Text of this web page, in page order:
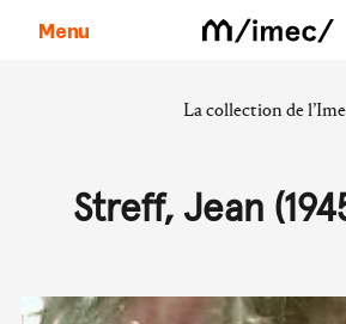
Menu
La collection de
Streff, Jean